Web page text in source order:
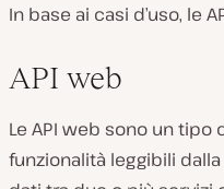
In base ai casi d’uso, le
API web
Le API web sono un
funzionalità leggibili